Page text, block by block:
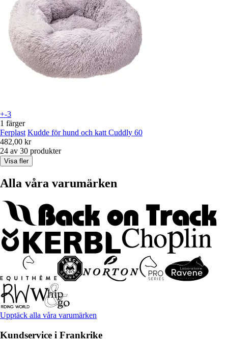
+-3
1 färger
Ferplast Kudde för hund och katt Cuddly 60
482,00 kr
24 av 30 produkter
Visa fler
Alla våra varumärken
Upptäck alla våra varumärken
Kundservice i Frankrike